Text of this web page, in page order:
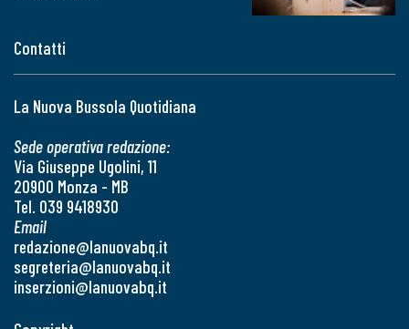
Contatti
La Nuova Bussola Quotidiana
Sede operativa redazione:
Via Giuseppe Ugolini, 11
20900 Monza - MB
Tel. 039 9418930
Email
redazione@lanuovabq.it
segreteria@lanuovabq.it
inserzioni@lanuovabq.it